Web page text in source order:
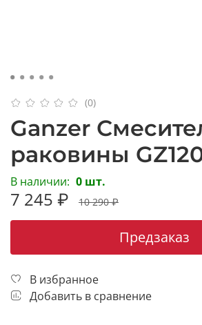
(0)
Ganzer
раковины
В наличии: 0 шт.
7 245 ₽ 10 290 ₽
Предзаказ
В избранное
Добавить в сравнение